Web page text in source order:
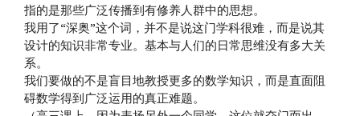
指的是那些广泛传播到有修养人群中的思想。
我用了“深奥”这个词，并不是说这门学科很难，而是说其
设计的知识非常专业。基本与人们的日常思维没有多大关
系。
我们要做的不是盲目地教授更多的数学知识，而是直面阻
碍数学得到广泛运用的真正难题。